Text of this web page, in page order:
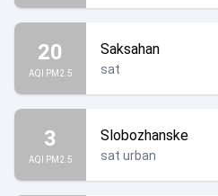
20
AQI PM2.5
Saksahan
sat
3
AQI PM2.5
Slobozhanske
sat urban